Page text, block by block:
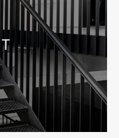
看产品询盘字段
助客户判断实力